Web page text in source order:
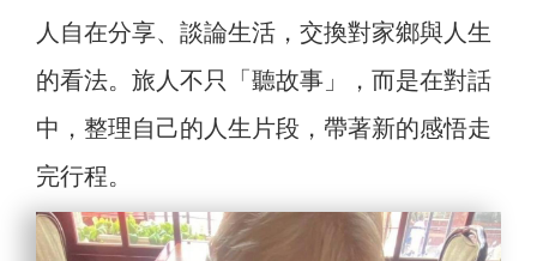
人自在分享、談論生活，交換對家鄉與人生
的看法。旅人不只「聽故事」，而是在對話
中，整理自己的人生片段，帶著新的感悟走
完行程。